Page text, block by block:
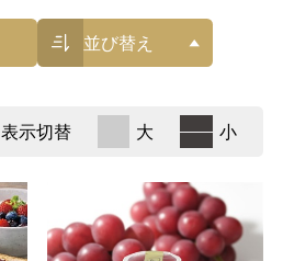
並び替え
表示切替 大 小